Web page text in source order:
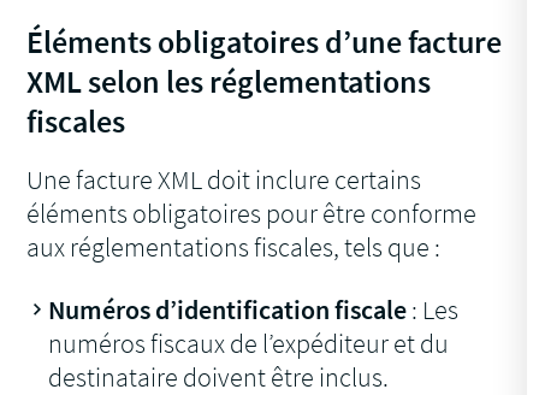
Éléments obligatoires d’une facture
XML selon les réglementations
fiscales
Une facture XML doit inclure certains
éléments obligatoires pour être conforme
aux réglementations fiscales, tels que :
Numéros d’identification fiscale: Les
numéros fiscaux de l’expéditeur et du
destinataire doivent être inclus.